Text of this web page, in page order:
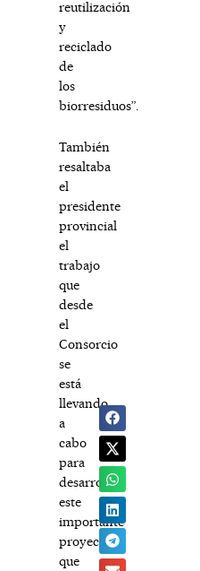
reutilización
y
reciclado
de
los
biorresiduos”.
También
resaltaba
el
presidente
provincial
el
trabajo
que
desde
el
Consorcio
se
está
llevando
a
cabo
para
desarrollar
este
importante
proyecto
que